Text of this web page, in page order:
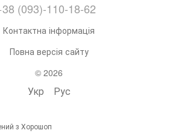
(093)-110-18-62
Контактна інформація
Повна версія сайту
© 2026
Укр Рус
з Хорошоп